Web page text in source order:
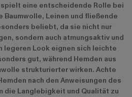
eine entscheidende Rolle bei
Baumwolle, Leinen und fließende
beliebt, da sie nicht nur
sondern auch atmungsaktiv und
legeren Look eignen sich leichte
gut, während Hemden aus
strukturierter wirken. Achte
nach den Anweisungen des
die Langlebigkeit und Qualität zu